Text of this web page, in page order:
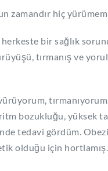
zamandır hiç
bir sağlık
tırmanış ve
bozukluğu, yüksek
tedavi gördüm.
olduğu için hortlamış.